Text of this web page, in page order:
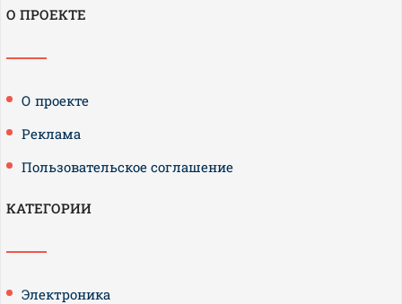
О ПРОЕКТЕ
О проекте
Реклама
Пользовательское соглашение
КАТЕГОРИИ
Электроника